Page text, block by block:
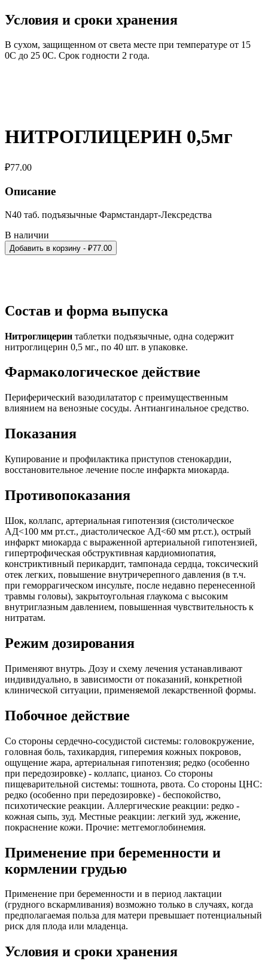
Условия и сроки хранения
В сухом, защищенном от света месте при температуре от 15
0С до 25 0С. Срок годности 2 года.
НИТРОГЛИЦЕРИН 0,5мг
₽77.00
Описание
N40 таб. подъязычные Фармстандарт-Лексредства
В наличии
Добавить в корзину - ₽77.00
Состав и форма выпуска
Нитроглицерин таблетки подъязычные, одна содержит
нитроглицерин 0,5 мг., по 40 шт. в упаковке.
Фармакологическое действие
Периферический вазодилататор с преимущественным
влиянием на венозные сосуды. Антиангинальное средство.
Показания
Купирование и профилактика приступов стенокардии,
восстановительное лечение после инфаркта миокарда.
Противопоказания
Шок, коллапс, артериальная гипотензия (систолическое
АД<100 мм рт.ст., диастолическое АД<60 мм рт.ст.), острый
инфаркт миокарда с выраженной артериальной гипотензией,
гипертрофическая обструктивная кардиомиопатия,
констриктивный перикардит, тампонада сердца, токсический
отек легких, повышение внутричерепного давления (в т.ч.
при геморрагическом инсульте, после недавно перенесенной
травмы головы), закрытоугольная глаукома с высоким
внутриглазным давлением, повышенная чувствительность к
нитратам.
Режим дозирования
Применяют внутрь. Дозу и схему лечения устанавливают
индивидуально, в зависимости от показаний, конкретной
клинической ситуации, применяемой лекарственной формы.
Побочное действие
Со стороны сердечно-сосудистой системы: головокружение,
головная боль, тахикардия, гиперемия кожных покровов,
ощущение жара, артериальная гипотензия; редко (особенно
при передозировке) - коллапс, цианоз. Со стороны
пищеварительной системы: тошнота, рвота. Со стороны ЦНС:
редко (особенно при передозировке) - беспокойство,
психотические реакции. Аллергические реакции: редко -
кожная сыпь, зуд. Местные реакции: легкий зуд, жжение,
покраснение кожи. Прочие: метгемоглобинемия.
Применение при беременности и
кормлении грудью
Применение при беременности и в период лактации
(грудного вскармливания) возможно только в случаях, когда
предполагаемая польза для матери превышает потенциальный
риск для плода или младенца.
Условия и сроки хранения